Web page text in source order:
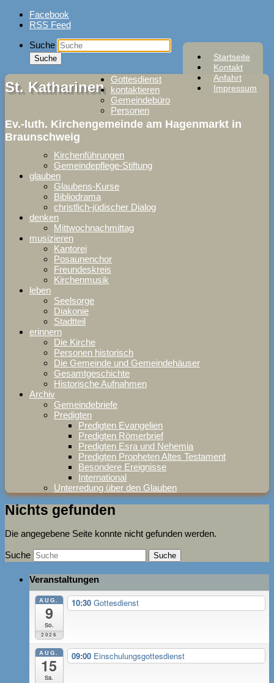
Skip
Facebook
RSS Feed
Startseite
Kontakt
Anfahrt
Impressum
Suche
St. Katharinen
Ev.-luth. Kirchengemeinde am Hagenmarkt in
Braunschweig
Gottesdienst
kontaktieren
Gemeindebüro
Personen
Kirchenführungen
Gemeindepflege-Stiftung
glauben
Glaubens-Kurse
Bibliodrama
christlich-jüdischer Dialog
denken
Mittwochnachmittag
musizieren
Kantorei
Posaunenchor
Freundeskreis
Kirchenmusik
leben
Seelsorge
Diakonie
Stadtteil
erinnern
Die Kirche
Personen historisch
Die Gemeinde und Gemeindehäuser
Gesamtgeschichte
Historische Aufnahmen
Archiv
Gemeindebriefe
Predigten
Predigten Evangelien
Predigten Römerbrief
Predigten Esra und Nehemia
Predigten Propheten Altes Testament
Besondere Ereignisse
International
Unterredung über den Glauben
Nichts gefunden
Die angegebene Seite konnte nicht gefunden werden.
Suche
Veranstaltungen
AUG.
9
So.
2026
10:30 Gottesdienst
AUG.
15
Sa.
09:00 Einschulungsgottesdienst